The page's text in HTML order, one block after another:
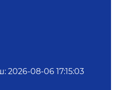
: 2026-08-06 17:15:03